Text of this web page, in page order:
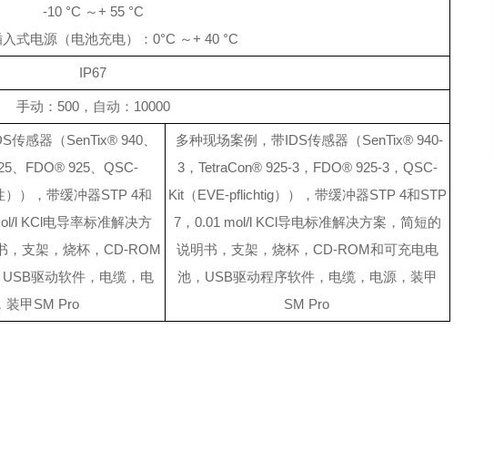
-10 °C ～+ 55 °C
式电源（电池充电）：0°C ～+ 40 °C
IP67
手动：500，自动：10000
传感器（SenTix® 940、
、FDO® 925、QSC-
）），带缓冲器STP 4和
l KCl电导率标准解决方
，支架，烧杯，CD-ROM
驱动软件，电缆，电
装甲SM Pro
多种现场案例，带IDS传感器（SenTix® 940-
3，TetraCon® 925-3，FDO® 925-3，QSC-
Kit（EVE-pflichtig）），带缓冲器STP 4和STP
7，0.01 mol/l KCl导电标准解决方案，简短的
说明书，支架，烧杯，CD-ROM和可充电电
池，USB驱动程序软件，电缆，电源，装甲
SM Pro